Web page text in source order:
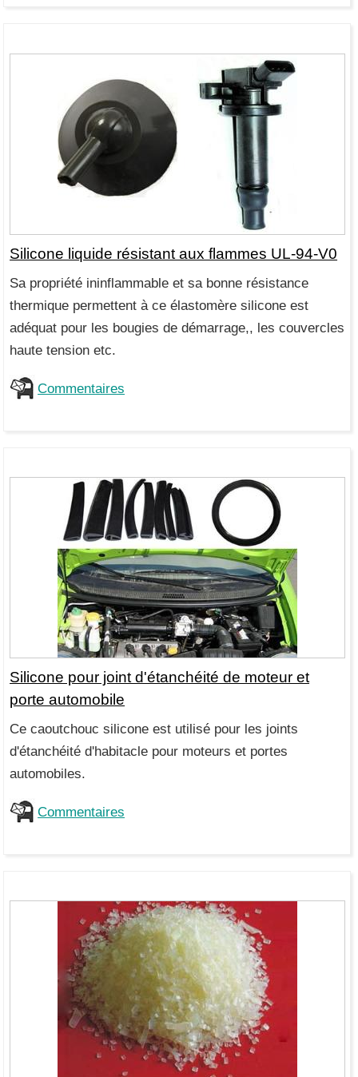
Silicone liquide résistant aux flammes UL-94-V0
Sa propriété ininflammable et sa bonne résistance
thermique permettent à ce élastomère silicone est
adéquat pour les bougies de démarrage,, les couvercles
haute tension etc.
Commentaires
Silicone pour joint d'étanchéité de moteur et
porte automobile
Ce caoutchouc silicone est utilisé pour les joints
d'étanchéité d'habitacle pour moteurs et portes
automobiles.
Commentaires